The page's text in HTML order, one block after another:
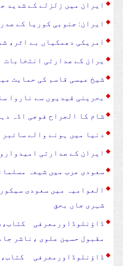
ایران میں زلزلے کے شدید
ایران: جنوبی کوریا کے
امریکی دھمکیاں بے اثر،
یران کے صدارتی انتخابات
شیخ عیسی قاسم کی حمایت
بحرینی قیدیوں سے ناروا
شام کا الجراح فوجی اڈہ
دنیا میں ہونے والے
ایران کے صدارتی
سعودی عرب میں شیعہ
العوامیہ میں سعودی
شہری جاں بحق
ڈاؤنلوڈاورمعرفی
مقبول حسین علوی ،ناشر
ڈاؤنلوڈاورمعرفی